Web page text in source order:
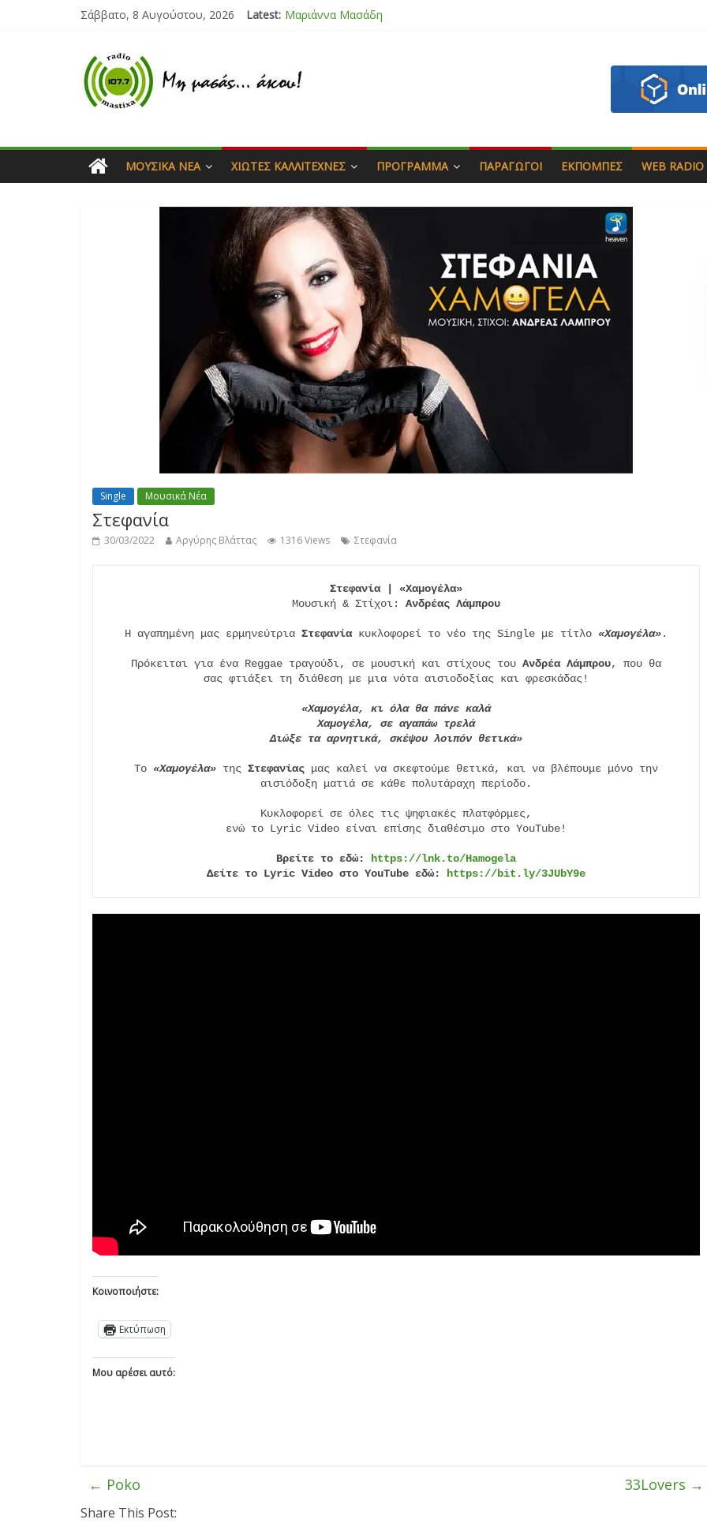
Σάββατο, 8 Αυγούστου, 2026 Latest: Μαριάννα Μασάδη
Ιορδάνης Αγαπητός
ΜΟΥΣΙΚΆ ΝΈΑ ΧΙΏΤΕΣ ΚΑΛΛΙΤΈΧΝΕΣ ΠΡΌΓΡΑΜΜΑ ΠΑΡΑΓΩΓΟΊ ΕΚΠΟΜΠΈΣ WEB RADIO
Single Μουσικά Νέα
Στεφανία
30/03/2022 Αργύρης Βλάττας 1316 Views Στεφανία
Στεφανία | «Χαμογέλα»
Μουσική & Στίχοι: Ανδρέας Λάμπρου
Η αγαπημένη μας ερμηνεύτρια Στεφανία κυκλοφορεί το νέο της Single με τίτλο «Χαμογέλα».
Πρόκειται για ένα Reggae τραγούδι, σε μουσική και στίχους του Ανδρέα Λάμπρου, που θα
σας φτιάξει τη διάθεση με μια νότα αισιοδοξίας και φρεσκάδας!
«Χαμογέλα, κι όλα θα πάνε καλά
Χαμογέλα, σε αγαπάω τρελά
Διώξε τα αρνητικά, σκέψου λοιπόν θετικά»
Το «Χαμογέλα» της Στεφανίας μας καλεί να σκεφτούμε θετικά, και να βλέπουμε μόνο την
αισιόδοξη ματιά σε κάθε πολυτάραχη περίοδο.
Κυκλοφορεί σε όλες τις ψηφιακές πλατφόρμες,
ενώ τo Lyric Video είναι επίσης διαθέσιμο στο YouTube!
Βρείτε το εδώ:
https://lnk.to/Hamogela
Δείτε το Lyric Video στο YouTube εδώ:
https://bit.ly/3JUbY9e
Κοινοποιήστε:
Εκτύπωση
Μου αρέσει αυτό:
← Poko 33Lovers →
Share This Post: